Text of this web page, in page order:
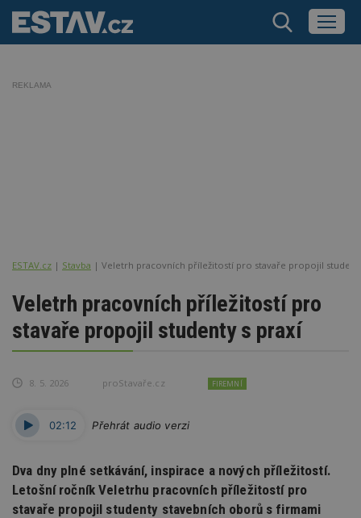
REKLAMA
ESTAV.cz Stavba Veletrh pracovních příležitostí pro stavaře propojil
Veletrh pracovních příležitostí pro
stavaře propojil studenty s praxí
8. 5. 2026 proStavaře.cz FIREMNÍ
02:12 Přehrát audio verzi
Dva dny plné setkávání, inspirace a nových příležitostí.
Letošní ročník Veletrhu pracovních příležitostí pro
stavaře propojil studenty stavebních oborů s firmami